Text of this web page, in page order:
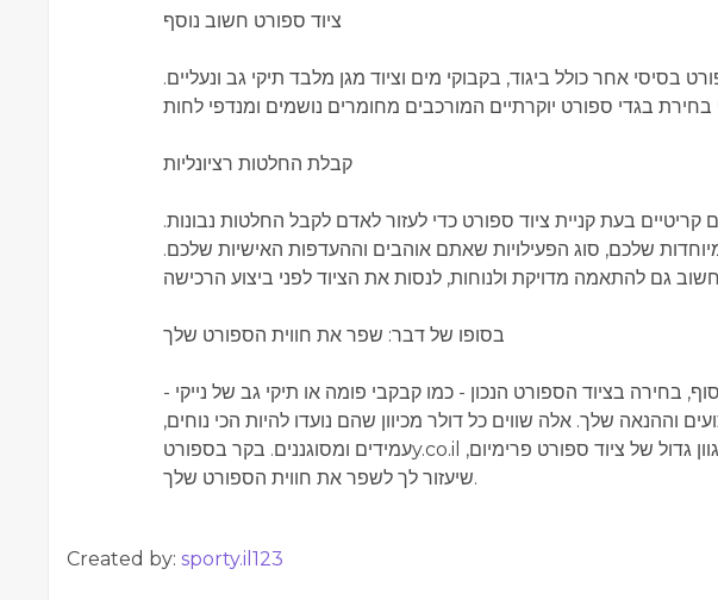
ציוד ספורט חשוב נוסף
בסיסי אחר כולל ביגוד, בקבוקי מים וציוד מגן מלבד תיקי גב ונעליים.
קבלת החלטות רציונליות
קריטיים בעת קניית ציוד ספורט כדי לעזור לאדם לקבל החלטות נבונות.
שלכם, סוג הפעילויות שאתם אוהבים וההעדפות האישיות שלכם.
בסופו של דבר: שפר את חווית הספורט שלך
בחירה בציוד הספורט הנכון - כמו קבקבי פומה או תיקי גב של נייקי -
וההנאה שלך. אלה שווים כל דולר מכיוון שהם נועדו להיות הכי נוחים,
עמידים ומסוגננים. בקר בספורטy.co.il כדי לקבל מגוון גדול של ציוד ספורט פרימיום,
שיעזור לך לשפר את חווית הספורט שלך.
Created by: sporty.il123